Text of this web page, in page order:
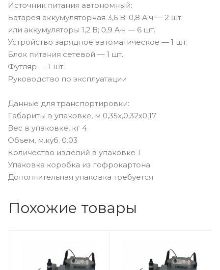
Источник питания автономный:
Батарея аккумуляторная 3,6 В; 0,8 А·ч — 2 шт.
или аккумуляторы 1,2 В; 0,9 А·ч — 6 шт.
Устройство зарядное автоматическое — 1 шт.
Блок питания сетевой — 1 шт.
Футляр — 1 шт.
Руководство по эксплуатации
Данные для транспортировки:
Габариты в упаковке, м 0,35х,0,32х0,17
Вес в упаковке, кг 4
Объем, м.куб. 0.03
Количество изделий в упаковке 1
Упаковка коробка из гофрокартона
Дополнительная упаковка требуется
Похожие товары